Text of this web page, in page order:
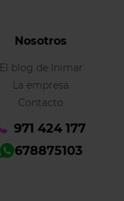
Nosotros
El blog de Inimar
La empresa
Contacto
971 424 177
678875103